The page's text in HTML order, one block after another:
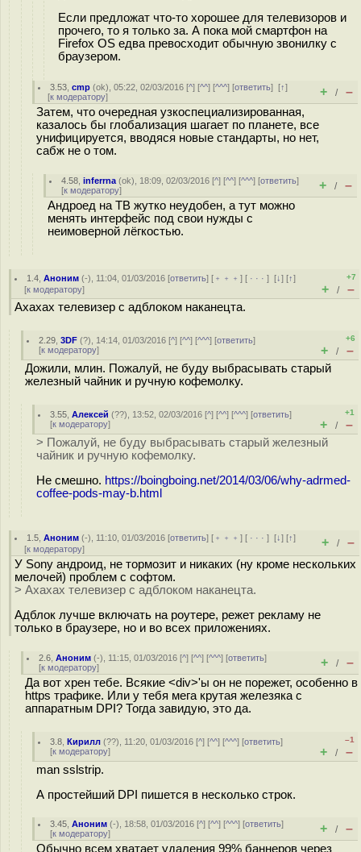
Если предложат что-то хорошее для телевизоров и
прочего, то я только за. А пока мой смартфон на
Firefox OS едва превосходит обычную звонилку с
браузером.
3.53 ,cmp (ok), 05:22, 02/03/2016 [^] [^^] [^^^] [ответить][↑]
[к модератору] + / –
Затем, что очередная узкоспециализированная,
казалось бы глобализация шагает по планете, все
унифицируется, вводяся новые стандарты, но нет,
сабж не о том.
4.58 ,inferrna (ok), 18:09, 02/03/2016 [^] [^^] [^^^] [ответить]
[к модератору] + / –
Андроед на ТВ жутко неудобен, а тут можно
менять интерфейс под свои нужды с
неимоверной лёгкостью.
1.4 ,Аноним (-), 11:04, 01/03/2016 [ответить] [ ﹢﹢﹢] [ · · ·][↓] [↑]
[к модератору]
+7
+ / –
Ахахах телевизер с адблоком наканецта.
2.29 ,3DF (?), 14:14, 01/03/2016 [^] [^^] [^^^] [ответить]
[к модератору]
+6
+ / –
Дожили, млин. Пожалуй, не буду выбрасывать старый
железный чайник и ручную кофемолку.
3.55 ,Алексей (??), 13:52, 02/03/2016 [^] [^^] [^^^] [ответить]
[к модератору]
+1
+ / –
> Пожалуй, не буду выбрасывать старый железный
чайник и ручную кофемолку.
Не смешно. https://boingboing.net/2014/03/06/why-adrmed-
coffee-pods-may-b.html
1.5 ,Аноним (-), 11:10, 01/03/2016 [ответить] [ ﹢﹢﹢] [ · · ·][↓] [↑]
[к модератору] + / –
У Sony андроид, не тормозит и никаких (ну кроме нескольких
мелочей) проблем с софтом.
> Ахахах телевизер с адблоком наканецта.
Адблок лучше включать на роутере, режет рекламу не
только в браузере, но и во всех приложениях.
2.6 ,Аноним (-), 11:15, 01/03/2016 [^] [^^] [^^^] [ответить]
[к модератору] + / –
Да вот хрен тебе. Всякие <div>'ы он не порежет, особенно в
https трафике. Или у тебя мега крутая железяка с
аппаратным DPI? Тогда завидую, это да.
3.8 ,Кирилл (??), 11:20, 01/03/2016 [^] [^^] [^^^] [ответить]
[к модератору]
–1
+ / –
man sslstrip.
А простейший DPI пишется в несколько строк.
3.45 ,Аноним (-), 18:58, 01/03/2016 [^] [^^] [^^^] [ответить]
[к модератору] + / –
Обычно всем хватает удаления 99% баннеров через